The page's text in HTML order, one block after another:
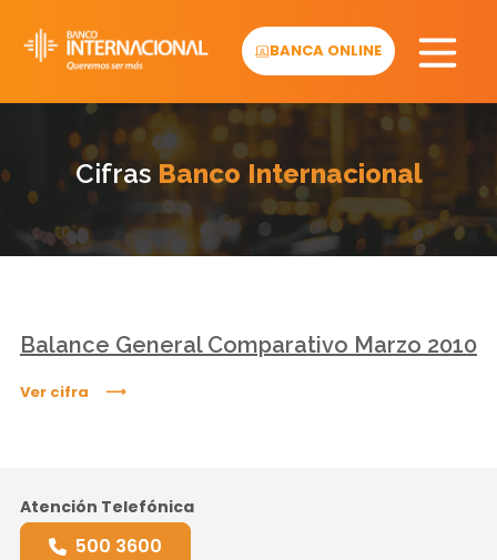
content
BANCA ONLINE
Cifras Banco Internacional
Balance General Comparativo Marzo 2010
Ver cifra
Atención Telefónica
500 3600